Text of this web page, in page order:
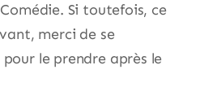
Si toutefois, ce
merci de se
le prendre après le